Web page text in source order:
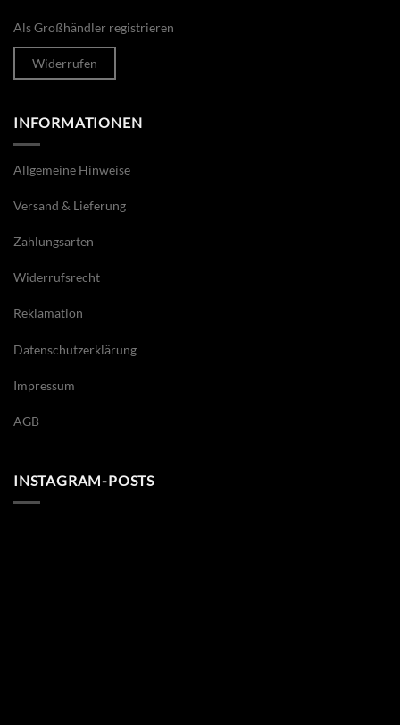
Als Großhändler registrieren
Widerrufen
INFORMATIONEN
Allgemeine Hinweise
Versand & Lieferung
Zahlungsarten
Widerrufsrecht
Reklamation
Datenschutzerklärung
Impressum
AGB
INSTAGRAM-POSTS